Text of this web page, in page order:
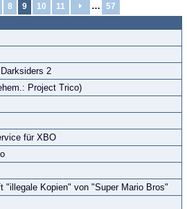
8 9 10 11 … 57
2
Project Trico)
für XBO
"illegale Kopien" von "Super Mario Bros"